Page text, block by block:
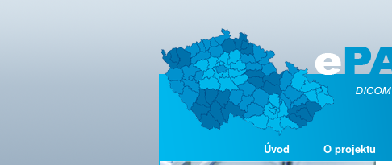
Úvod O projektu